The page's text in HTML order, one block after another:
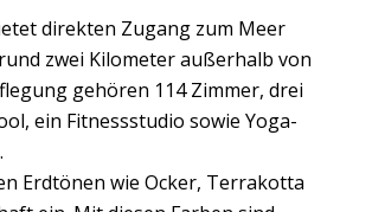
direkten Zugang zum Meer
zwei Kilometer außerhalb von
gehören 114 Zimmer, drei
ein Fitnessstudio sowie Yoga-
Erdtönen wie Ocker, Terrakotta